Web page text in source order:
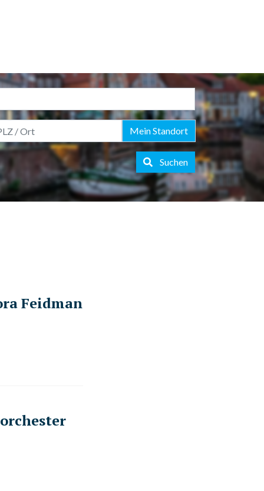
Mein Standort
Suchen
Feidman